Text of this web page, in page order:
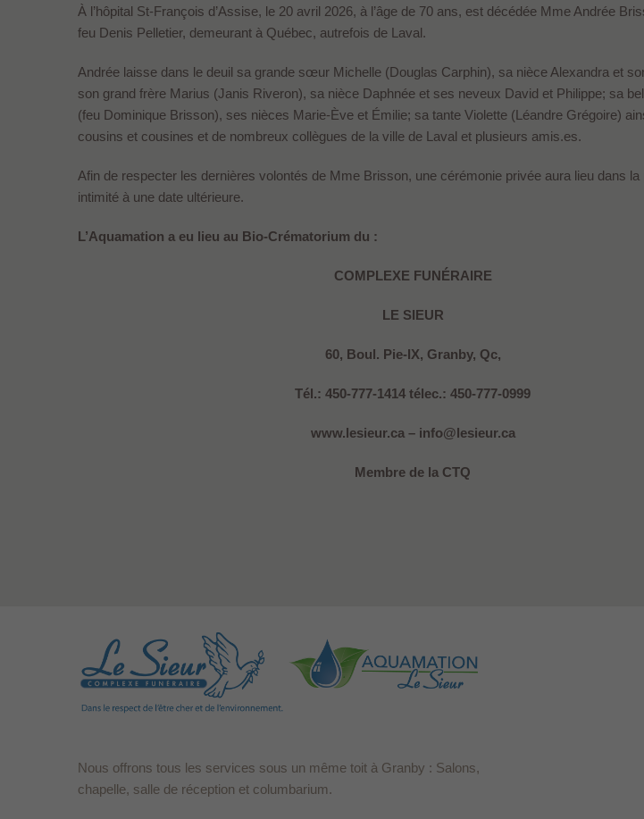
À l’hôpital St-François d’Assise, le 20 avril 2026, à l’âge de 70 ans, est décédée Mme Andrée
feu Denis Pelletier, demeurant à Québec, autrefois de Laval.
Andrée laisse dans le deuil sa grande sœur Michelle (Douglas Carphin), sa nièce Alexandra et
son grand frère Marius (Janis Riveron), sa nièce Daphnée et ses neveux David et Philippe; sa
(feu Dominique Brisson), ses nièces Marie-Ève et Émilie; sa tante Violette (Léandre Grégoire)
cousins et cousines et de nombreux collègues de la ville de Laval et plusieurs amis.es.
Afin de respecter les dernières volontés de Mme Brisson, une cérémonie privée aura lieu dans
intimité à une date ultérieure.
L’Aquamation a eu lieu au Bio-Crématorium du :
COMPLEXE FUNÉRAIRE
LE SIEUR
60, Boul. Pie-IX, Granby, Qc,
Tél.: 450-777-1414 télec.: 450-777-0999
www.lesieur.ca – info@lesieur.ca
Membre de la CTQ
Nous offrons tous les services sous un même toit à Granby : Salons,
chapelle, salle de réception et columbarium.